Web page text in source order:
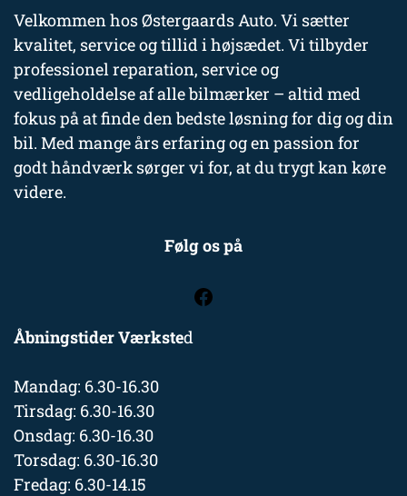
Velkommen hos Østergaards Auto. Vi sætter
kvalitet, service og tillid i højsædet. Vi tilbyder
professionel reparation, service og
vedligeholdelse af alle bilmærker – altid med
fokus på at finde den bedste løsning for dig og din
bil. Med mange års erfaring og en passion for
godt håndværk sørger vi for, at du trygt kan køre
videre.
Følg os på
Åbningstider Værksted
Mandag: 6.30-16.30
Tirsdag: 6.30-16.30
Onsdag: 6.30-16.30
Torsdag: 6.30-16.30
Fredag: 6.30-14.15